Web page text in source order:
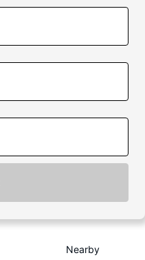
Nearby